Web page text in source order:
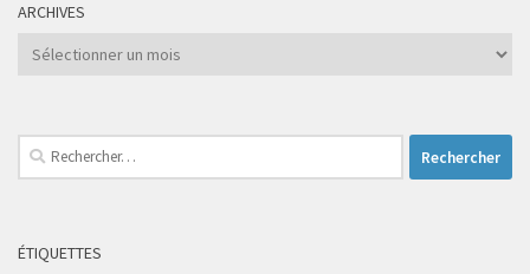
ARCHIVES
Archives
Rechercher :
ÉTIQUETTES